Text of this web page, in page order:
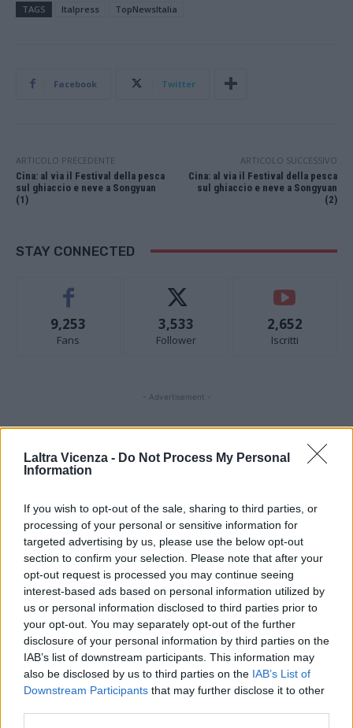
Laltra Vicenza - Do Not Process My Personal
Information
If you wish to opt-out of the sale, sharing to third parties, or
processing of your personal or sensitive information for
targeted advertising by us, please use the below opt-out
section to confirm your selection. Please note that after your
opt-out request is processed you may continue seeing
interest-based ads based on personal information utilized by
us or personal information disclosed to third parties prior to
your opt-out. You may separately opt-out of the further
disclosure of your personal information by third parties on the
IAB’s list of downstream participants. This information may
also be disclosed by us to third parties on the IAB’s List of
Downstream Participants that may further disclose it to other
TAGS Italpress TopNewsItalia
Facebook Twitter
ARTICOLO PRECEDENTE
Cina: al via il Festival della pesca
sul ghiaccio e neve a Songyuan
(1)
ARTICOLO SUCCESSIVO
Cina: al via il Festival della pesca
sul ghiaccio e neve a Songyuan
(2)
STAY CONNECTED
9,253
Fans
3,533
Follower
2,652
Iscritti
- Advertisement -
ULTIMI ARTICOLI
EVENTI
Paolo Gnutti premiato come eccellenza
veneta nel mondo all’International
Scledum film festival
EVENTI